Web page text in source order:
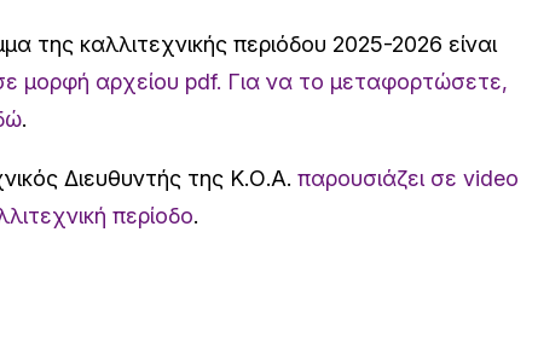
της καλλιτεχνικής περιόδου 2025-2026 είναι
μορφή αρχείου pdf. Για να το μεταφορτώσετε,
.
Διευθυντής της Κ.Ο.Α. παρουσιάζει σε video
περίοδο.